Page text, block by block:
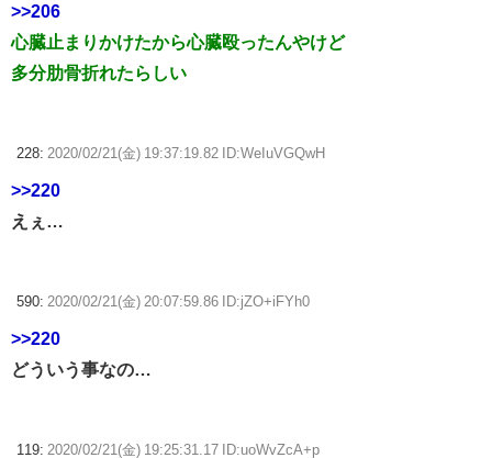
>>206
心臓止まりかけたから心臓殴ったんやけど
多分肋骨折れたらしい
228: 2020/02/21(金) 19:37:19.82 ID:WeIuVGQwH
>>220
えぇ…
590: 2020/02/21(金) 20:07:59.86 ID:jZO+iFYh0
>>220
どういう事なの…
119: 2020/02/21(金) 19:25:31.17 ID:uoWvZcA+p